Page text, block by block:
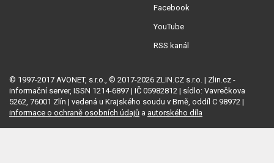
Facebook
YouTube
RSS kanál
© 1997-2017 AVONET, s.r.o., © 2017-2026 ZLIN.CZ s.r.o. | Zlin.cz -
informační server, ISSN 1214-6897 | IČ 05982812 | sídlo: Vavrečkova
5262, 76001 Zlín | vedená u Krajského soudu v Brně, oddíl C 98972 |
informace o ochraně osobních údajů a autorského díla